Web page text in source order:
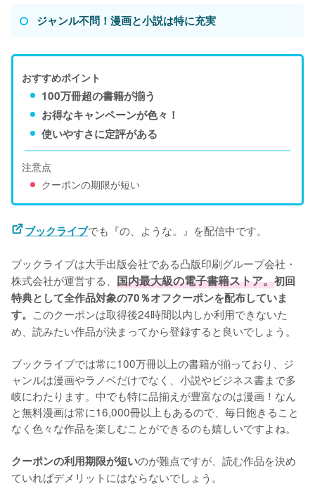
ジャンル不問！漫画と小説は特に充実
おすすめポイント
100万冊超の書籍が揃う
お得なキャンペーンが色々！
使いやすさに定評がある
注意点
クーポンの期限が短い
ブックライブでも『の、ような。』を配信中です。
ブックライブは大手出版会社である凸版印刷グループ会社・
株式会社が運営する、 国内最大級の電子書籍ストア。初回
特典として全作品対象の70％オフクーポンを配布していま
す。 このクーポンは取得後24時間以内しか利用できないた
め、読みたい作品が決まってから登録すると良いでしょう。
ブックライブでは常に100万冊以上の書籍が揃っており、ジ
ャンルは漫画やラノベだけでなく、小説やビジネス書まで多
岐にわたります。中でも特に品揃えが豊富なのは漫画！なん
と無料漫画は常に16,000冊以上もあるので、毎日飽きること
なく色々な作品を楽しむことができるのも嬉しいですよね。
クーポンの利用期限が短いのが難点ですが、読む作品を決め
ていればデメリットにはならないでしょう。